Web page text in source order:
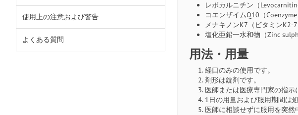
使用上の注意および警告
よくある質問
レボカルニチン（
コエンザイムQ10（
メナキノンK7（ビタミン
塩化亜鉛一水和物（Zinc
用法・用量
経口のみの使用です。
剤形は錠剤です。
医師または医療専門家の指示
1日の用量および服用期間は
医師に相談せずに服用を突然